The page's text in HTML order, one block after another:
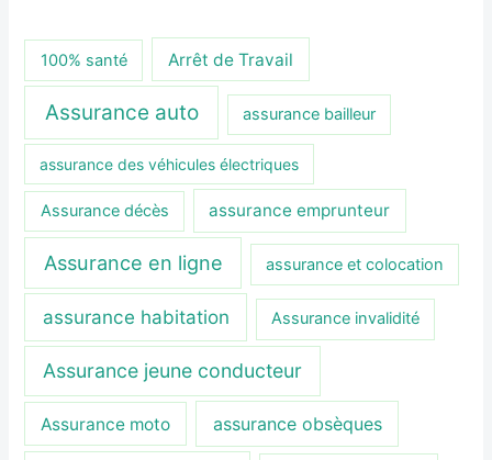
100% santé Arrêt de Travail
Assurance auto assurance bailleur
assurance des véhicules électriques
Assurance décès assurance emprunteur
Assurance en ligne assurance et colocation
assurance habitation Assurance invalidité
Assurance jeune conducteur
Assurance moto assurance obsèques